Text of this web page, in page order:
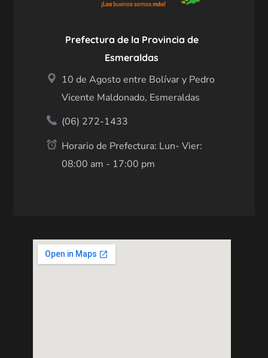
Prefectura de la Provincia de
Esmeraldas
10 de Agosto entre Bolívar y Pedro
Vicente Maldonado, Esmeraldas
(06) 272-1433
Horario de Prefectura: Lun- Vier:
08:00 am - 17:00 pm